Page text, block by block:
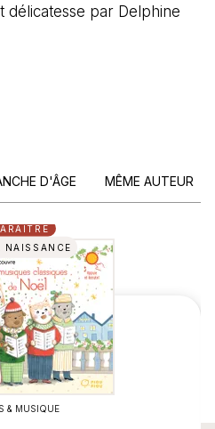
délicatesse par Delphine
D'ÂGE MÊME AUTEUR
NAISSANCE
& MUSIQUE